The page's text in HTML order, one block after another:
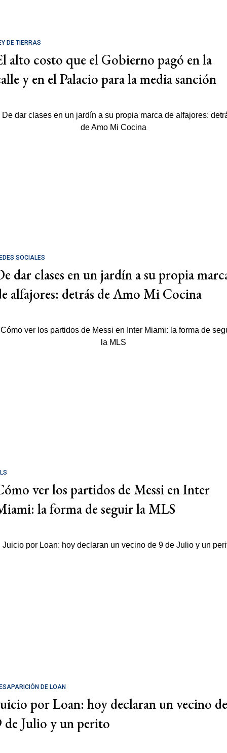
DE TIERRAS
alto costo que el Gobierno pagó en la
y en el Palacio para la media sanción
SOCIALES
dar clases en un jardín a su propia
alfajores: detrás de Amo Mi Cocina
ver los partidos de Messi en Inter
la forma de seguir la MLS
DE LOAN
por Loan: hoy declaran un vecino de
de Julio y un perito